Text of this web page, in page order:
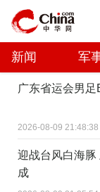
新闻 军
广东省运会男
2026-08-09 21:48:38
迎战台风白海豚
成